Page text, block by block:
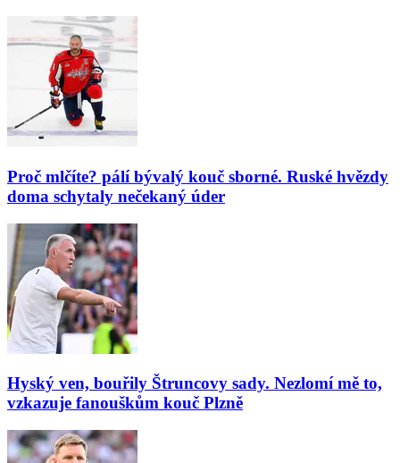
Proč mlčíte? pálí bývalý kouč sborné. Ruské hvězdy
doma schytaly nečekaný úder
Hyský ven, bouřily Štruncovy sady. Nezlomí mě to,
vzkazuje fanouškům kouč Plzně